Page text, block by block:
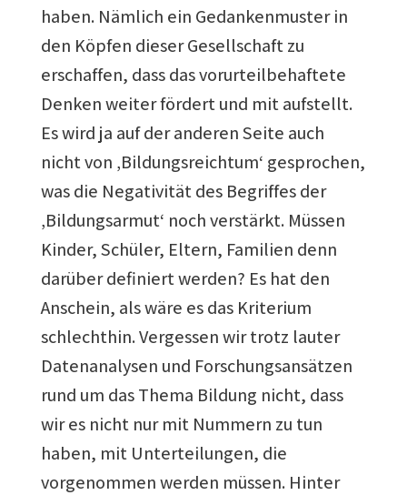
haben. Nämlich ein Gedankenmuster in
den Köpfen dieser Gesellschaft zu
erschaffen, dass das vorurteilbehaftete
Denken weiter fördert und mit aufstellt.
Es wird ja auf der anderen Seite auch
nicht von ‚Bildungsreichtum‘ gesprochen,
was die Negativität des Begriffes der
‚Bildungsarmut‘ noch verstärkt. Müssen
Kinder, Schüler, Eltern, Familien denn
darüber definiert werden? Es hat den
Anschein, als wäre es das Kriterium
schlechthin. Vergessen wir trotz lauter
Datenanalysen und Forschungsansätzen
rund um das Thema Bildung nicht, dass
wir es nicht nur mit Nummern zu tun
haben, mit Unterteilungen, die
vorgenommen werden müssen. Hinter